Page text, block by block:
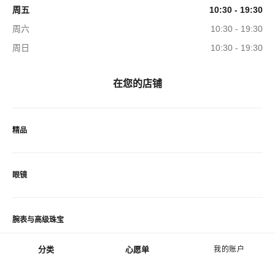
菜单 - 主导航
分类 心愿单 我的账户
周五
10:30 - 19:30
周六
10:30 - 19:30
周日
10:30 - 19:30
在您的店铺
精品
眼镜
腕表与高级珠宝